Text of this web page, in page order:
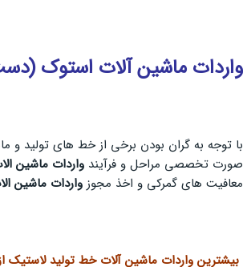
واردات ماشین آلات استوک
با توجه به گران بودن برخی از خط های تولید و
صورت تخصصی مراحل و فرآیند واردات ماشین
معافیت های گمرکی و اخذ مجوز واردات ماشین
بیشترین واردات ماشین آلات خط تولید